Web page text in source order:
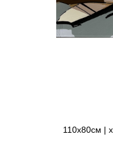
110х80см |